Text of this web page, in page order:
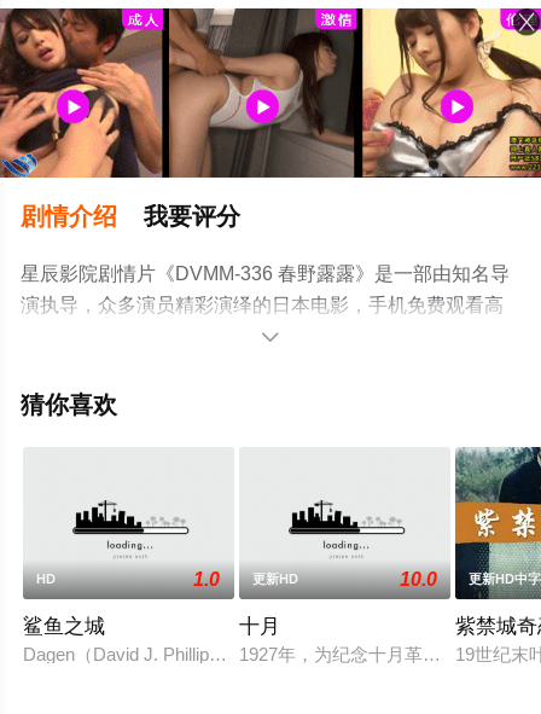
剧情介绍 我要评分
星辰影院剧情片《DVMM-336 春野露露》是一部由知名导
演执导，众多演员精彩演绎的日本电影，手机免费观看高
清无删减完整版电影大全就上星辰影视，更多相关信息可

猜你喜欢
HD 1.0
鲨鱼之城
Dagen（David J. Phillips 饰）和Kenny（杰弗森·布朗 饰）是最
更新HD 10.0
十月
1927年，为纪念十月革命十周年而
更新HD中字
紫禁城
19世纪末